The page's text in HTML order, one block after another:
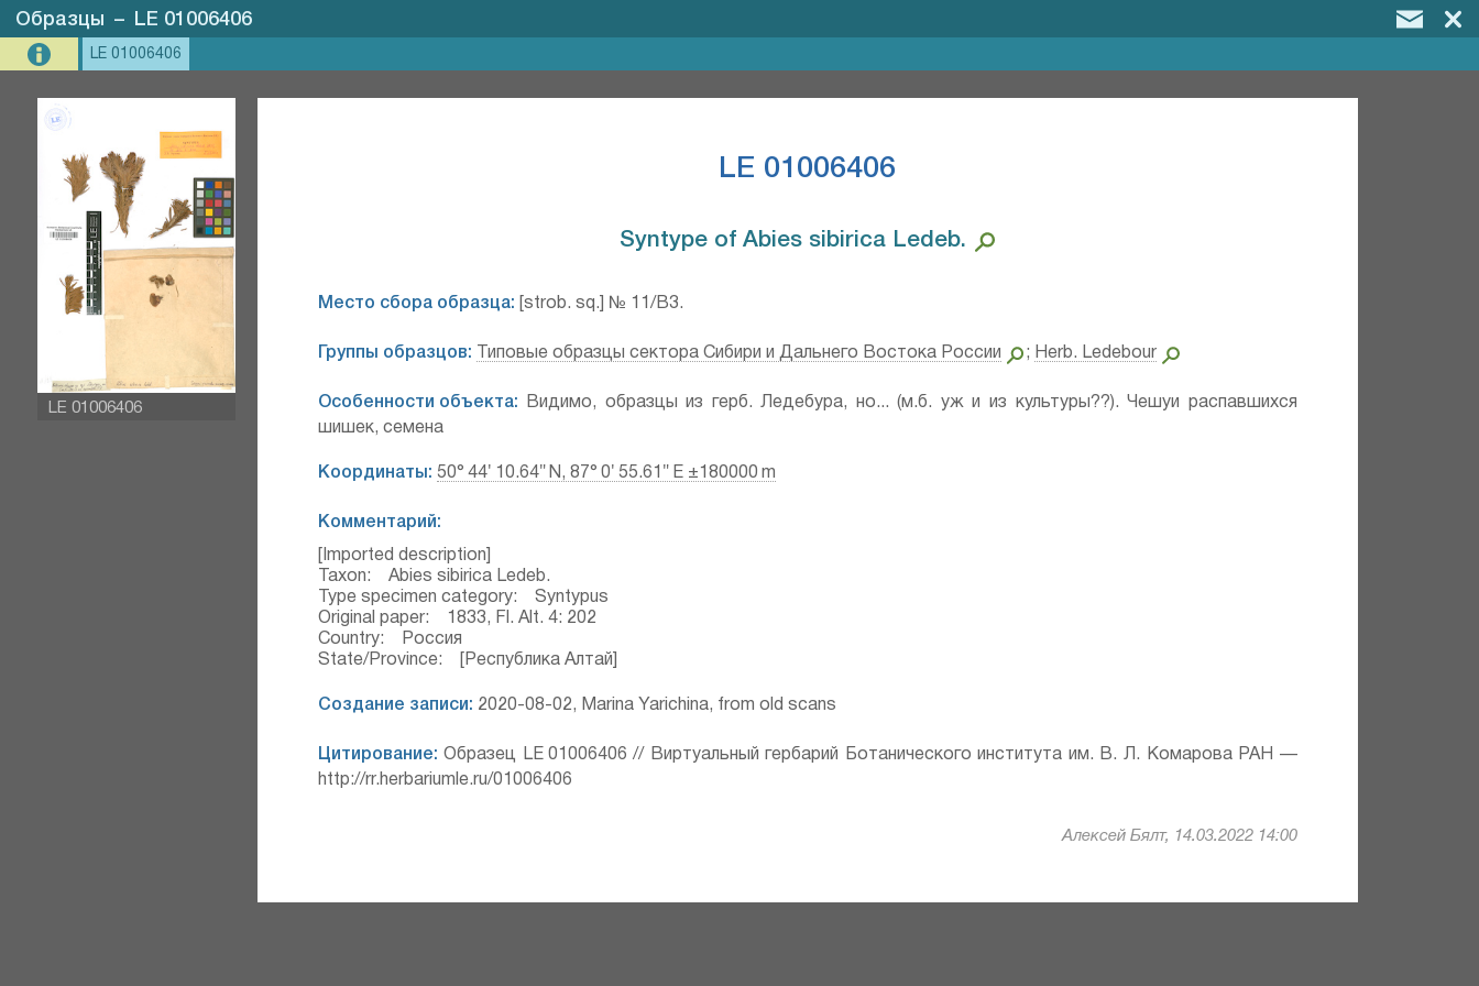
Образцы – LE 01006406
LE 01006406
LE 01006406
LE 01006406
Syntype of Abies sibirica Ledeb.⁣
Место сбора образца: [strob. sq.] № 11/B3.
Группы образцов: Типовые образцы сектора Сибири и Дальнего Востока России ; Herb. Ledebour
Особенности объекта: Видимо, образцы из герб. Ледебура, но... (м.б. уж и из культуры??). Чешуи распавшихся
шишек, семена
Координаты: 50° 44′ 10.64″ N, 87° 0′ 55.61″ E ±180000 m
Комментарий:
[Imported description]
Taxon: Abies sibirica Ledeb.
Type specimen category: Syntypus
Original paper: 1833, Fl. Alt. 4: 202
Country: Россия
State/Province: [Республика Алтай]
Создание записи: 2020-08-02, Marina Yarichina, from old scans
Цитирование: Образец LE 01006406 // Виртуальный гербарий Ботанического института им. В. Л. Комарова РАН —
http://rr.herbariumle.ru/01006406
Алексей Бялт, 14.03.2022 14:00